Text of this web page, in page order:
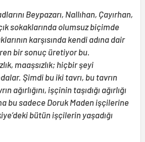
Beypazarı, Nallıhan, Çayırhan,
sokaklarında olumsuz biçimde
karşısında kendi adına dair
bir sonuç üretiyor bu.
maaşsızlık; hiçbir şeyi
Şimdi bu iki tavrı, bu tavrın
ağırlığını, işçinin taşıdığı ağırlığı
bu sadece Doruk Maden işçilerine
bütün işçilerin yaşadığı